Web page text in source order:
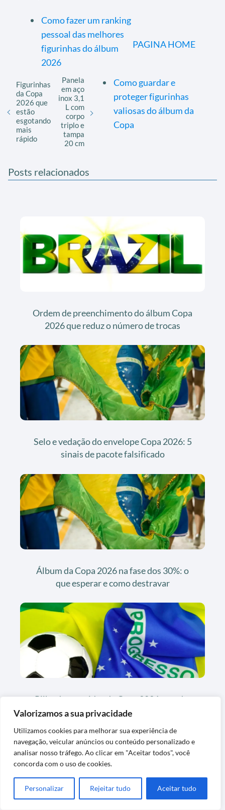
Valorizamos a sua privacidade
Utilizamos cookies para melhorar sua experiência de
navegação, veicular anúncios ou conteúdo personalizado e
analisar nosso tráfego. Ao clicar em "Aceitar todos", você
concorda com o uso de cookies.
Personalizar Rejeitar tudo Aceitar tudo
Como fazer um ranking
pessoal das melhores
figurinhas do álbum
2026
Como guardar e
proteger figurinhas
valiosas do álbum da
Copa
PAGINA HOME
Figurinhas
da Copa
2026 que
estão
esgotando
mais
rápido
Panela
em aço
inox 3,1
L com
corpo
triplo e
tampa
20 cm
Posts relacionados
Ordem de preenchimento do álbum Copa
2026 que reduz o número de trocas
Selo e vedação do envelope Copa 2026: 5
sinais de pacote falsificado
Álbum da Copa 2026 na fase dos 30%: o
que esperar e como destravar
Pilha de repetidas da Copa 2026 parada:
como transformar em figurinhas novas